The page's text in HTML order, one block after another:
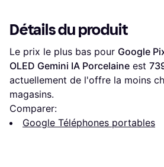
Détails du produit
Le prix le plus bas pour Google
OLED Gemini IA Porcelaine est
actuellement de l'offre la moins
magasins.
Comparer:
Google Téléphones portables